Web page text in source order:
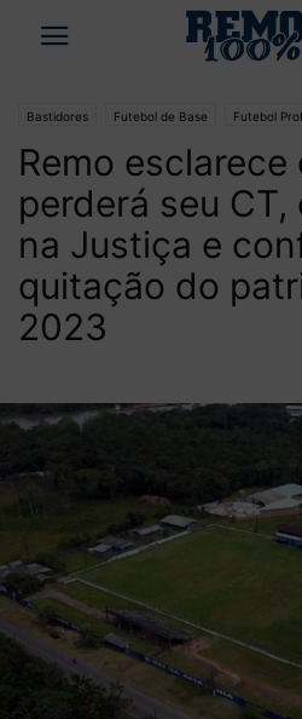
Bastidores Futebol de Base Futebol
Remo esclarece
perderá seu
na Justiça e
quitação do
2023